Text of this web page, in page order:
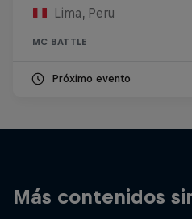
Lima, Peru
MC BATTLE
Próximo evento
Más contenidos